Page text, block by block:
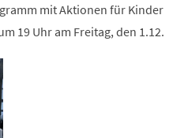
mit Aktionen für Kinder
19 Uhr am Freitag, den 1.12.